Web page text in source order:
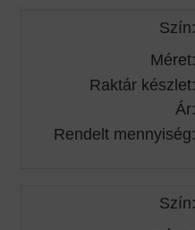
Szín:
Méret:
Raktár készlet:
Ár:
Rendelt mennyiség:
Szín: